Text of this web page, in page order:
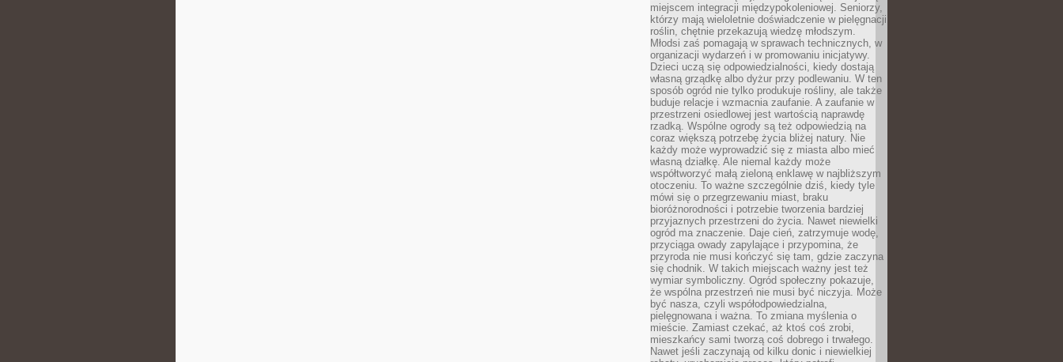
miejscem integracji międzypokoleniowej. Seniorzy,
którzy mają wieloletnie doświadczenie w pielęgnacji
roślin, chętnie przekazują wiedzę młodszym.
Młodsi zaś pomagają w sprawach technicznych, w
organizacji wydarzeń i w promowaniu inicjatywy.
Dzieci uczą się odpowiedzialności, kiedy dostają
własną grządkę albo dyżur przy podlewaniu. W ten
sposób ogród nie tylko produkuje rośliny, ale także
buduje relacje i wzmacnia zaufanie. A zaufanie w
przestrzeni osiedlowej jest wartością naprawdę
rzadką. Wspólne ogrody są też odpowiedzią na
coraz większą potrzebę życia bliżej natury. Nie
każdy może wyprowadzić się z miasta albo mieć
własną działkę. Ale niemal każdy może
współtworzyć małą zieloną enklawę w najbliższym
otoczeniu. To ważne szczególnie dziś, kiedy tyle
mówi się o przegrzewaniu miast, braku
bioróżnorodności i potrzebie tworzenia bardziej
przyjaznych przestrzeni do życia. Nawet niewielki
ogród ma znaczenie. Daje cień, zatrzymuje wodę,
przyciąga owady zapylające i przypomina, że
przyroda nie musi kończyć się tam, gdzie zaczyna
się chodnik. W takich miejscach ważny jest też
wymiar symboliczny. Ogród społeczny pokazuje,
że wspólna przestrzeń nie musi być niczyja. Może
być nasza, czyli współodpowiedzialna,
pielęgnowana i ważna. To zmiana myślenia o
mieście. Zamiast czekać, aż ktoś coś zrobi,
mieszkańcy sami tworzą coś dobrego i trwałego.
Nawet jeśli zaczynają od kilku donic i niewielkiej